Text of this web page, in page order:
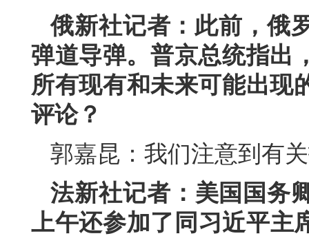
俄新社记者：此前，俄
弹道导弹。普京总统指出
所有现有和未来可能出现
评论？
郭嘉昆：我们注意到有
法新社记者：美国国务
上午还参加了同习近平主